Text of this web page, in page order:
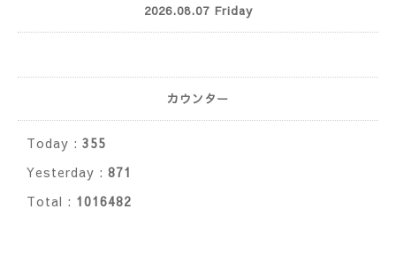
2026.08.07 Friday
カウンター
Today : 355
Yesterday : 871
Total : 1016482